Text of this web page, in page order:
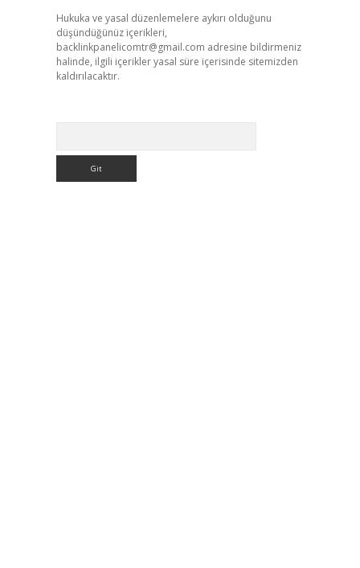
Hukuka ve yasal düzenlemelere aykırı olduğunu
düşündüğünüz içerikleri,
backlinkpanelicomtr@gmail.com adresine bildirmeniz
halinde, ilgili içerikler yasal süre içerisinde sitemizden
kaldırılacaktır.